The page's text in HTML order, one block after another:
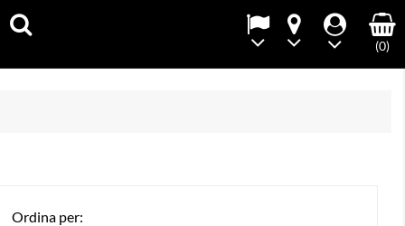
(0)
Ordina per: